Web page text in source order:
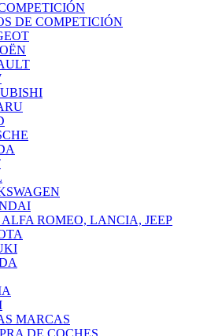
DE COMPETICIÓN
ALFA ROMEO, LANCIA, JEEP
MARCAS
DE COCHES